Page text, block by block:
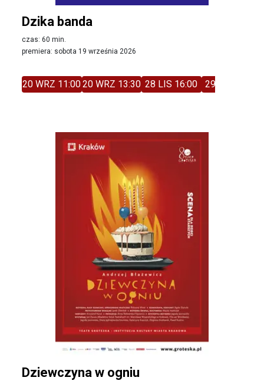
Dzika banda
czas: 60 min.
premiera: sobota 19 września 2026
20 WRZ 11:0020 WRZ 13:30 28 LIS 16:00 29 LIS 11:00
Dziewczyna w ogniu